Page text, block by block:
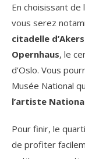
En choisissant
vous serez
citadelle
Opernhaus, le
d’Oslo. Vous
Musée National
l’artiste
Pour finir, le
de profiter